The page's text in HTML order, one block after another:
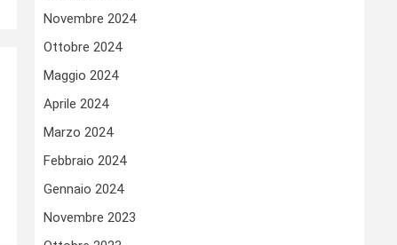
Novembre 2024
Ottobre 2024
Maggio 2024
Aprile 2024
Marzo 2024
Febbraio 2024
Gennaio 2024
Novembre 2023